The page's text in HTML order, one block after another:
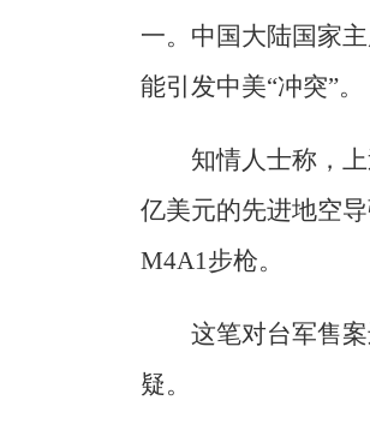
一。中国大陆国家
能引发中美“冲突”。
知情人士称，
亿美元的先进地空
M4A1步枪。
这笔对台军售
疑。